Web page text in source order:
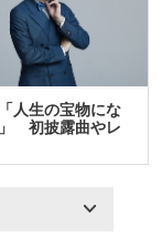
人生の宝物にな
初披露曲やレ